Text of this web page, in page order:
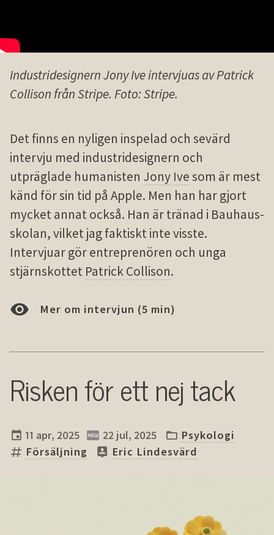
Industridesignern Jony Ive intervjuas av Patrick
Collison från Stripe. Foto: Stripe.
Det finns en nyligen inspelad och sevärd
intervju med industridesignern och
utpräglade humanisten Jony Ivesom är mest
känd för sin tid på Apple. Men han har gjort
mycket annat också. Han är tränad i Bauhaus-
skolan, vilket jag faktiskt intevisste.
Intervjuar gör entreprenören och unga
stjärnskottet Patrick Collison.
Mer om intervjun (5 min)
Risken för ett nej tack
11 apr, 2025 22 jul, 2025
Psykologi
Försäljning
Eric Lindesvärd